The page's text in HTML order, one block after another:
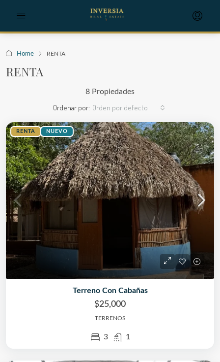
Home RENTA
RENTA
8 Propiedades
Ordenar por: Orden por defecto
RENTA NUEVO
Terreno Con Cabañas
$25,000
TERRENOS
3 1